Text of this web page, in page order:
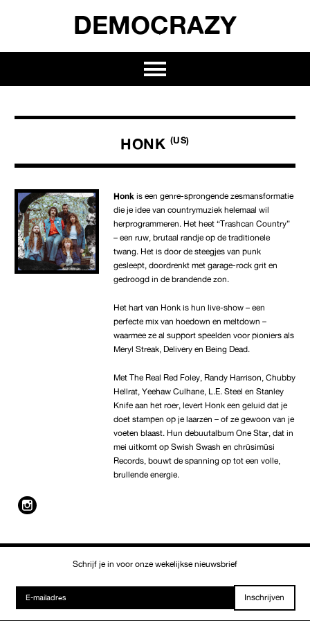
DEMOCRAZY
HONK (US)
Honk is een genre-sprongende zesmansformatie
die je idee van countrymuziek helemaal wil
herprogrammeren. Het heet “Trashcan Country”
– een ruw, brutaal randje op de traditionele
twang. Het is door de steegjes van punk
gesleept, doordrenkt met garage-rock grit en
gedroogd in de brandende zon.
Het hart van Honk is hun live-show – een
perfecte mix van hoedown en meltdown –
waarmee ze al support speelden voor pioniers als
Meryl Streak, Delivery en Being Dead.
Met The Real Red Foley, Randy Harrison, Chubby
Hellrat, Yeehaw Culhane, L.E. Steel en Stanley
Knife aan het roer, levert Honk een geluid dat je
doet stampen op je laarzen – of ze gewoon van je
voeten blaast. Hun debuutalbum One Star, dat in
mei uitkomt op Swish Swash en chrüsimüsi
Records, bouwt de spanning op tot een volle,
brullende energie.
Schrijf je in voor onze wekelijkse nieuwsbrief
Inschrijven